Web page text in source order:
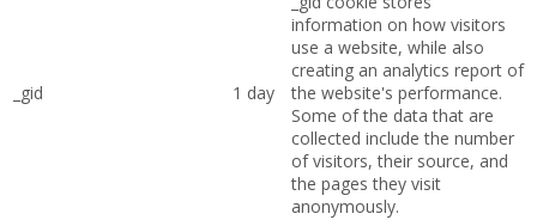
_gid 1 day
information on how visitors
use a website, while also
creating an analytics report of
the website's performance.
Some of the data that are
collected include the number
of visitors, their source, and
the pages they visit
anonymously.